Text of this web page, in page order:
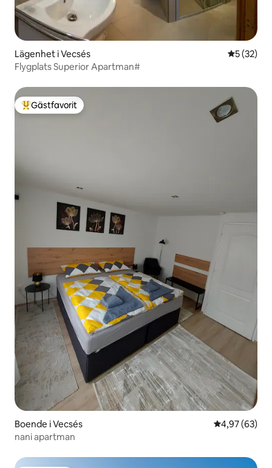
Lägenhet i Vecsés 5 av 5 i
5 (32)
Flygplats Superior Apartman#
Populär gästfavorit
Gästfavorit
Boende i Vecsés 4,97 av 5 i
4,97 (63)
nani apartman